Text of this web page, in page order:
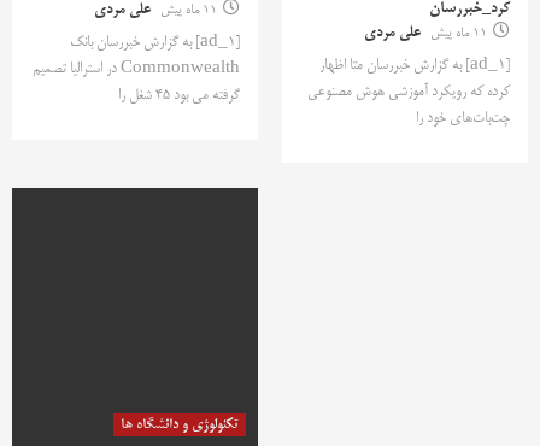
کرد_خبررسان
11 ماه پیش
علی مردی
[ad_1] به گزارش خبررسان متا اظهار
کرده که رویکرد آموزشی هوش مصنوعی
چت‌بات‌های خود را
11 ماه پیش
علی مردی
[ad_1] به گزارش خبررسان بانک
Commonwealth در استرالیا تصمیم
گرفته می بود ۴۵ شغل را
تکنولوژی و دانشگاه ها